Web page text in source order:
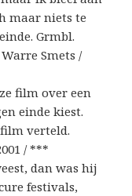
maar niets te
Grmbl.
Smets /
film over een
einde kiest.
verteld.
/ ***
dan was hij
festivals,